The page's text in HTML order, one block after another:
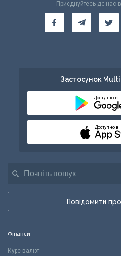
Повідомити
Приєднуйтесь до нас
Застосунок Multi
Доступно в
Доступно в
Фінанси
Курс валют